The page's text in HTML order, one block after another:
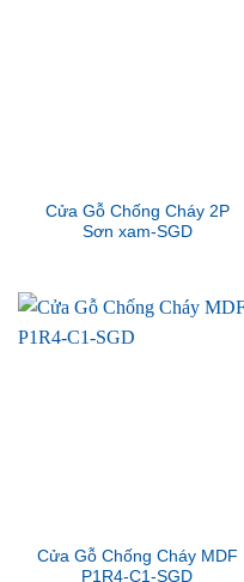
Cửa Gỗ Chống Cháy 2P
Sơn xam-SGD
Cửa Gỗ Chống Cháy MDF
P1R4-C1-SGD